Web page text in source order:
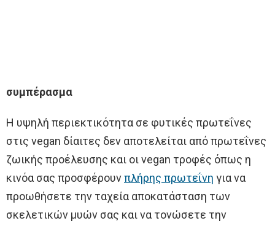
συμπέρασμα
Η υψηλή περιεκτικότητα σε φυτικές πρωτεΐνες
στις vegan δίαιτες δεν αποτελείται από πρωτεΐνες
ζωικής προέλευσης και οι vegan τροφές όπως η
κινόα σας προσφέρουνπλήρης πρωτεΐνη για να
προωθήσετε την ταχεία αποκατάσταση των
σκελετικών μυών σας και να τονώσετε την